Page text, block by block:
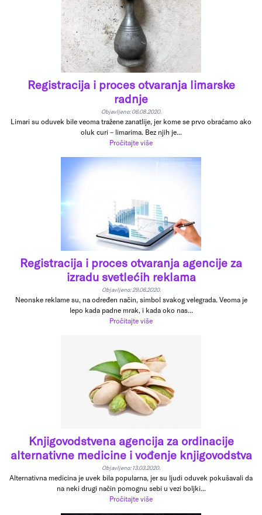
Registracija i proces otvaranja limarske
radnje
Objavljeno: 06.08.2020.
Limari su oduvek bile veoma tražene zanatlije, jer kome se prvo obraćamo ako
oluk curi – limarima. Bez njih je...
Pročitajte više
Registracija i proces otvaranja agencije za
izradu svetlećih reklama
Objavljeno: 29.06.2020.
Neonske reklame su, na određen način, simbol svakog velegrada. Veoma je
lepo kada padne mrak, i kada oko nas...
Pročitajte više
Knjigovodstvena agencija za ordinacije
alternativne medicine i vođenje knjigovodstva
Objavljeno: 13.03.2020.
Alternativna medicina je uvek bila popularna, jer su ljudi oduvek pokušavali da
na neki drugi način pomognu sebi u vezi boljki...
Pročitajte više